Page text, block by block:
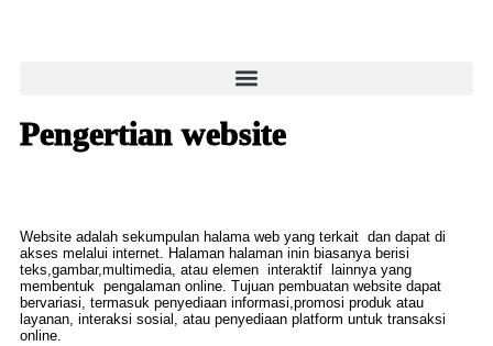
Pengertian website
Website adalah sekumpulan halama web yang terkait dan dapat di
akses melalui internet. Halaman halaman inin biasanya berisi
teks,gambar,multimedia, atau elemen interaktif lainnya yang
membentuk pengalaman online. Tujuan pembuatan website dapat
bervariasi, termasuk penyediaan informasi,promosi produk atau
layanan, interaksi sosial, atau penyediaan platform untuk transaksi
online.